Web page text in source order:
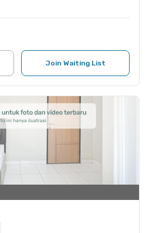
Join Waiting List